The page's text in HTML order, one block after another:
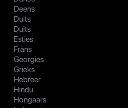
Deens
Duits
Duits
Esties
Frans
Georgies
Grieks
Hebreer
Hindu
Hongaars